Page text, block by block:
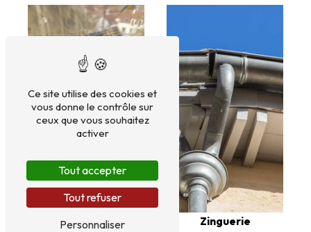
Zinguerie
Ce site utilise des cookies et
vous donne le contrôle sur
ceux que vous souhaitez
activer
Tout accepter
Tout refuser
Personnaliser